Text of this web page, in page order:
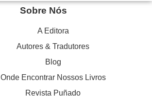
Sobre Nós
A Editora
Autores & Tradutores
Blog
Onde Encontrar Nossos Livros
Revista Puñado